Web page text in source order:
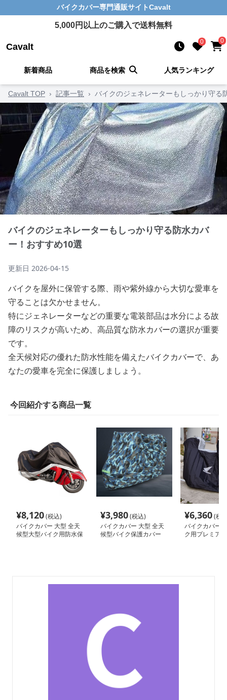
バイクカバー専門通販サイトCavalt
5,000円以上のご購入で送料無料
Cavalt 0 0
新着商品 商品を検索 人気ランキング
Cavalt TOP › 記事一覧 › バイクのジェネレーターもしっかり守る
バイクのジェネレーターもしっかり守る防水カバ
ー！おすすめ10選
更新日 2026-04-15
バイクを屋外に保管する際、雨や紫外線から大切な愛車を
守ることは欠かせません。
特にジェネレーターなどの重要な電装部品は水分による故
障のリスクが高いため、高品質な防水カバーの選択が重要
です。
全天候対応の優れた防水性能を備えたバイクカバーで、あ
なたの愛車を完全に保護しましょう。
今回紹介する商品一覧
¥8,120(税込)
バイクカバー 大型 全天
候型大型バイク用防水保
¥3,980(税込)
バイクカバー 大型 全天
候型バイク保護カバー
¥6,360(税
バイクカバー
ク用プレミア